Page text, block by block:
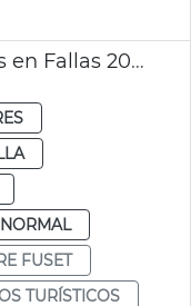
Análisis de flujos turísticos en Fallas 2022
NORMAL
FUSET
TURÍSTICOS